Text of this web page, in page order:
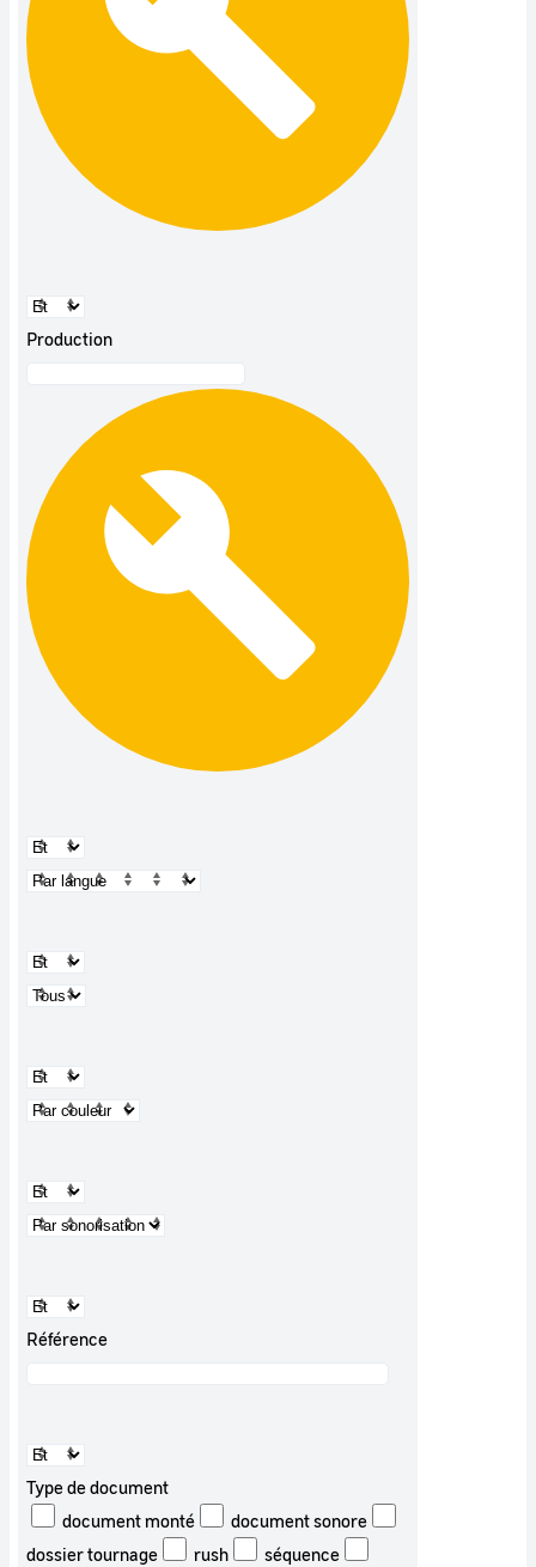
Production
Référence
Type de document
document monté
document sonore
dossier tournage
rush
séquence